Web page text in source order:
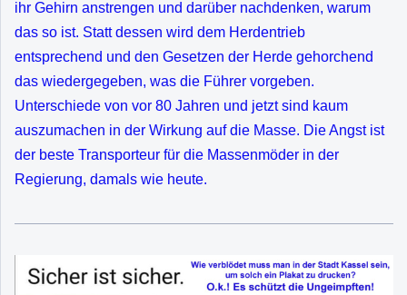
ihr Gehirn anstrengen und darüber nachdenken, warum
das so ist. Statt dessen wird dem Herdentrieb
entsprechend und den Gesetzen der Herde gehorchend
das wiedergegeben, was die Führer vorgeben.
Unterschiede von vor 80 Jahren und jetzt sind kaum
auszumachen in der Wirkung auf die Masse. Die Angst ist
der beste Transporteur für die Massenmöder in der
Regierung, damals wie heute.